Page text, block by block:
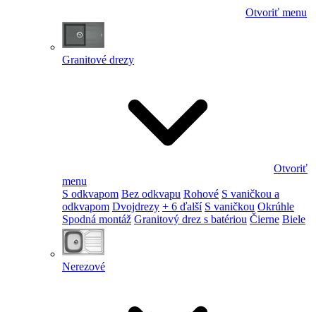
Otvoriť menu
Granitové drezy
Otvoriť
menu
S odkvapom Bez odkvapu Rohové S vaničkou a
odkvapom Dvojdrezy + 6 ďalší S vaničkou Okrúhle
Spodná montáž Granitový drez s batériou Čierne Biele
Nerezové